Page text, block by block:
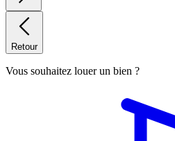
Retour
Vous souhaitez louer un bien ?